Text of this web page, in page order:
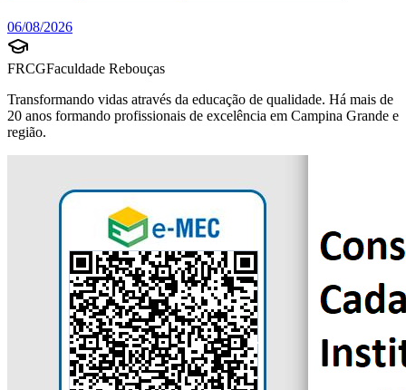
06/08/2026
FRCGFaculdade Rebouças
Transformando vidas através da educação de qualidade. Há mais de
20 anos formando profissionais de excelência em Campina Grande e
região.